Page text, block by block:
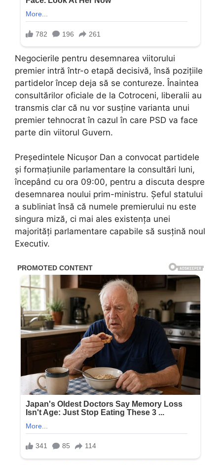
Negocierile pentru desemnarea viitorului
premier intră într-o etapă decisivă, însă pozițiile
partidelor încep deja să se contureze. Înaintea
consultărilor oficiale de la Cotroceni, liberalii au
transmis clar că nu vor susține varianta unui
premier tehnocrat în cazul în care PSD va face
parte din viitorul Guvern.
Președintele Nicușor Dan a convocat partidele
și formațiunile parlamentare la consultări luni,
începând cu ora 09:00, pentru a discuta despre
desemnarea noului prim-ministru. Șeful statului
a subliniat însă că numele premierului nu este
singura miză, ci mai ales existența unei
majorități parlamentare capabile să susțină noul
Executiv.